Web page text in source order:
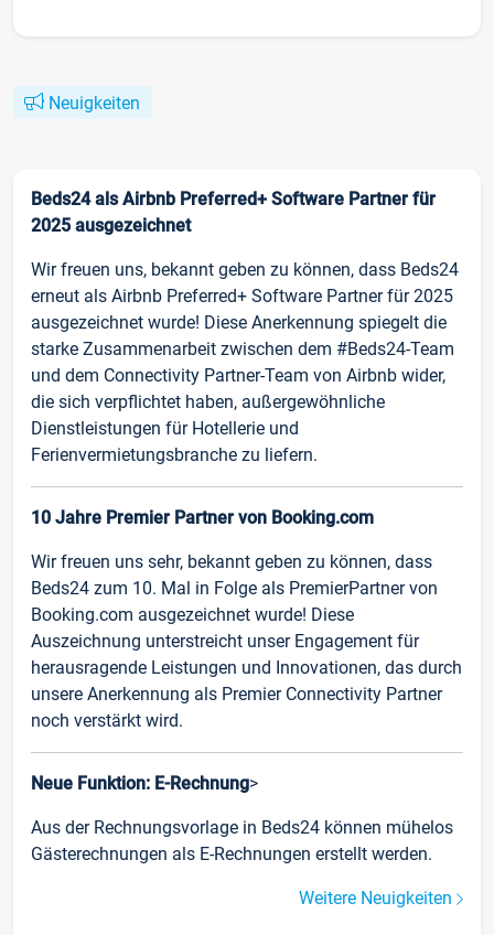
Neuigkeiten
Beds24 als Airbnb Preferred+ Software Partner für
2025 ausgezeichnet
Wir freuen uns, bekannt geben zu können, dass Beds24
erneut als Airbnb Preferred+ Software Partner für 2025
ausgezeichnet wurde! Diese Anerkennung spiegelt die
starke Zusammenarbeit zwischen dem #Beds24-Team
und dem Connectivity Partner-Team von Airbnb wider,
die sich verpflichtet haben, außergewöhnliche
Dienstleistungen für Hotellerie und
Ferienvermietungsbranche zu liefern.
10 Jahre Premier Partner von Booking.com
Wir freuen uns sehr, bekannt geben zu können, dass
Beds24 zum 10. Mal in Folge als PremierPartner von
Booking.com ausgezeichnet wurde! Diese
Auszeichnung unterstreicht unser Engagement für
herausragende Leistungen und Innovationen, das durch
unsere Anerkennung als Premier Connectivity Partner
noch verstärkt wird.
Neue Funktion: E-Rechnung>
Aus der Rechnungsvorlage in Beds24 können mühelos
Gästerechnungen als E-Rechnungen erstellt werden.
Weitere Neuigkeiten